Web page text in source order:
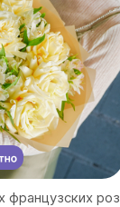
французских роз